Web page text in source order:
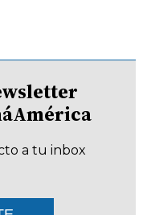
a tu inbox